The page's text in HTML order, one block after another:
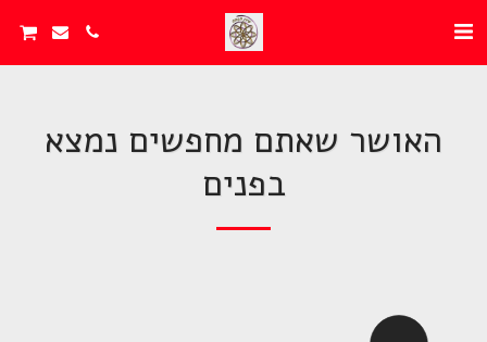
האושר שאתם מחפשים נמצא
בפנים